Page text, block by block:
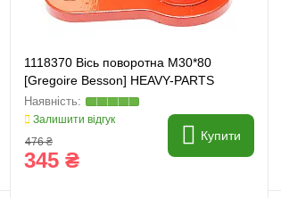
1118370 Вісь поворотна M30*80
[Gregoire Besson] HEAVY-PARTS
ORIGINAL
Залишити відгук
476 ₴
345 ₴
Купити